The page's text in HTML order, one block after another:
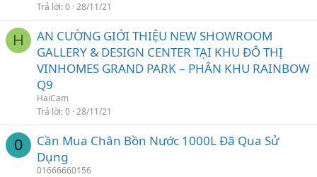
Trả lời 0 28/11/21
H
AN CƯỜNG GIỚI THIỆU NEW SHOWROOM
GALLERY & DESIGN CENTER TẠI KHU ĐÔ THỊ
VINHOMES GRAND PARK – PHÂN KHU RAINBOW
Q9
HaiCam
Trả lời 0 28/11/21
0
Cần Mua Chân Bồn Nước 1000L Đã Qua Sử
Dụng
01666660156